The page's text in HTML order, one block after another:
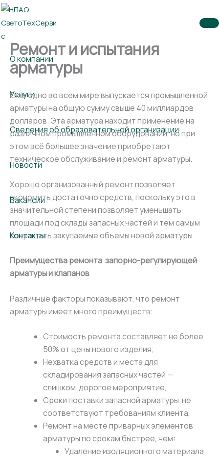
Перейти
к
О компании
Услуги
Сведения об образовательной организации
Новости
Вакансии
Контакты
Ремонт и испытания
арматуры
Ежегодно во всем мире выпускается промышленной
арматуры на общую сумму свыше 40 миллиардов
долларов. Эта арматура находит применение на
различном промышленном оборудовании, но при
этом всё большее значение приобретают
техническое обслуживание и ремонт арматуры.
Хорошо организованный ремонт позволяет
экономить достаточно средств, поскольку это в
значительной степени позволяет уменьшать
площади под склады запасных частей и тем самым
сокращать закупаемые объемы новой арматуры.
Преимущества ремонта запорно-регулирующей
арматуры и клапанов
Различные факторы показывают, что ремонт
арматуры имеет много преимуществ:
Стоимость ремонта составляет не более
50% от цены нового изделия;
Нехватка средств и места для
складирования запасных частей —
слишком дорогое мероприятие,
Сроки поставки запасной арматуры не
соответствуют требованиям клиента,
Ремонт на месте приварных элементов
арматуры по срокам быстрее, чем:
Удаление изоляционного материала